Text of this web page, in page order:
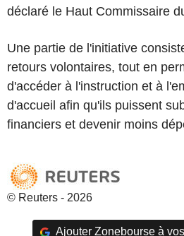
déclaré le Haut Commissaire
Une partie de l'initiative
retours volontaires, tout en
d'accéder à l'instruction et à
d'accueil afin qu'ils puissent
financiers et devenir moins
© Reuters - 2026
Ajouter Zonebourse à